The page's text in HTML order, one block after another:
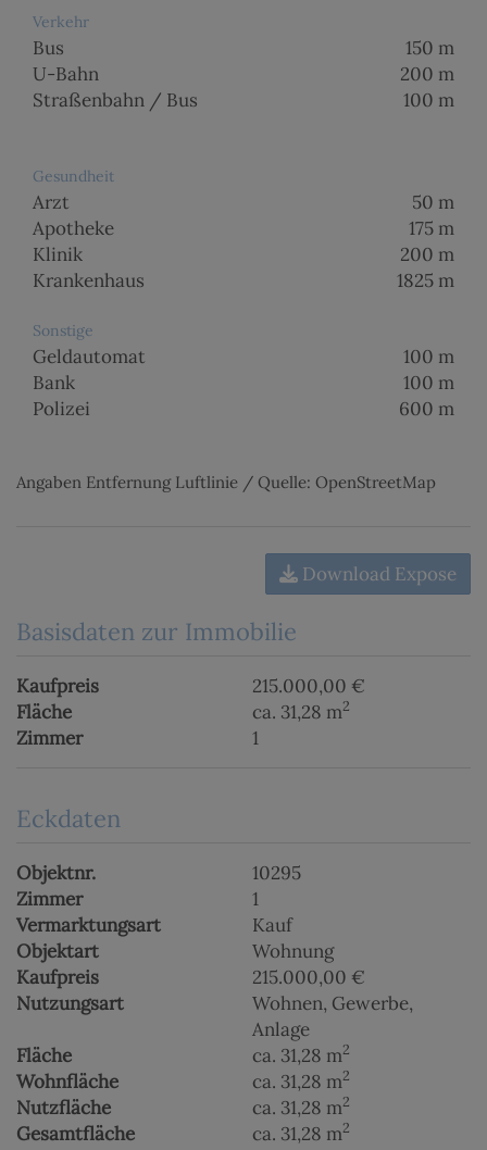
Verkehr
Bus
150 m
U-Bahn
200 m
Straßenbahn / Bus
100 m
Gesundheit
Arzt
50 m
Apotheke
175 m
Klinik
200 m
Krankenhaus
1825 m
Sonstige
Geldautomat
100 m
Bank
100 m
Polizei
600 m
Angaben Entfernung Luftlinie / Quelle: OpenStreetMap
Download Expose
Basisdaten zur Immobilie
Kaufpreis
215.000,00 €
Fläche
ca. 31,28 m2
Zimmer 1
Eckdaten
Objektnr.
10295
Zimmer
1
Vermarktungsart
Kauf
Objektart
Wohnung
Kaufpreis
215.000,00 €
Nutzungsart
Wohnen Gewerbe
Anlage
Fläche
ca. 31,28 m2
Wohnfläche ca. 31,28 m2
Nutzfläche ca. 31,28 m2
Gesamtfläche ca. 31,28 m2